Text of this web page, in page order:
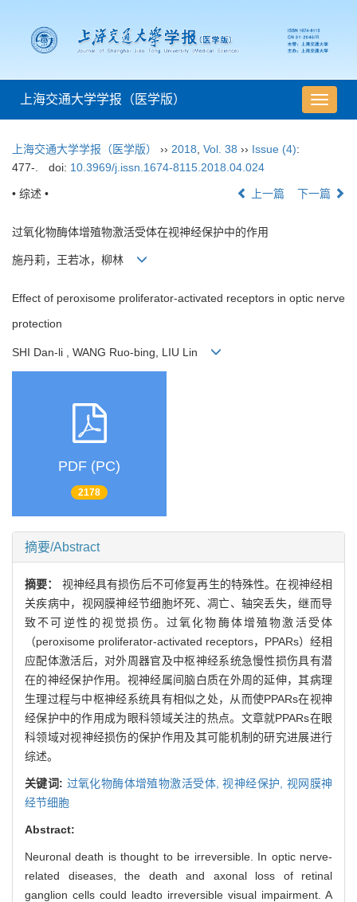
导
航
上海交通大学学报（医学版）
上海交通大学学报（医学版） ›› 2018 Vol. 38 ›› Issue (4):
477-.
doi: 10.3969/j.issn.1674-8115.2018.04.024
• 综述 • 上一篇 下一篇
过氧化物酶体增殖物激活受体在视神经保护中的作用
施丹莉，王若冰，柳林
Effect of peroxisome proliferator-activated receptors in optic nerve
protection
SHI Dan-li , WANG Ruo-bing, LIU Lin
PDF (PC)
2178
摘要/Abstract
摘要： 视神经具有损伤后不可修复再生的特殊性。在视神经相
关疾病中，视网膜神经节细胞坏死、凋亡、轴突丢失，继而导
致不可逆性的视觉损伤。过氧化物酶体增殖物激活受体
（peroxisome proliferator-activated receptors，PPARs）经相
应配体激活后，对外周器官及中枢神经系统急慢性损伤具有潜
在的神经保护作用。视神经属间脑白质在外周的延伸，其病理
生理过程与中枢神经系统具有相似之处，从而使PPARs在视神
经保护中的作用成为眼科领域关注的热点。文章就PPARs在眼
科领域对视神经损伤的保护作用及其可能机制的研究进展进行
综述。
关键词: 过氧化物酶体增殖物激活受体,视神经保护, 视网膜神
经节细胞
Abstract:
Neuronal death is thought to be irreversible. In optic nerve-
related diseases, the death and axonal loss of retinal
ganglion cells could leadto irreversible visual impairment. A